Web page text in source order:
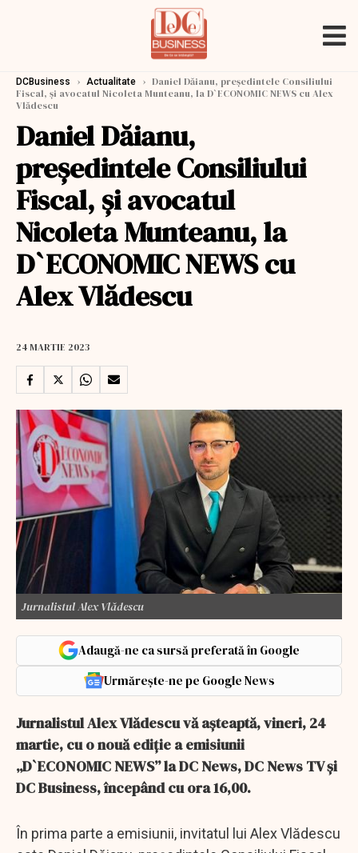
DCBusiness › Actualitate › Daniel Dăianu, președintele Consiliului
Fiscal, și avocatul Nicoleta Munteanu, la D`ECONOMIC NEWS cu Alex
Vlădescu
Daniel Dăianu,
președintele Consiliului
Fiscal, și avocatul
Nicoleta Munteanu, la
D`ECONOMIC NEWS cu
Alex Vlădescu
24 MARTIE 2023
Jurnalistul Alex Vlădescu
Adaugă-ne ca sursă preferată în Google
Urmărește-ne pe Google News
Jurnalistul Alex Vlădescu vă așteaptă, vineri, 24
martie, cu o nouă ediție a emisiunii
„D`ECONOMIC NEWS” la DC News, DC News TV și
DC Business, începând cu ora 16,00.
În prima parte a emisiunii, invitatul lui Alex Vlădescu